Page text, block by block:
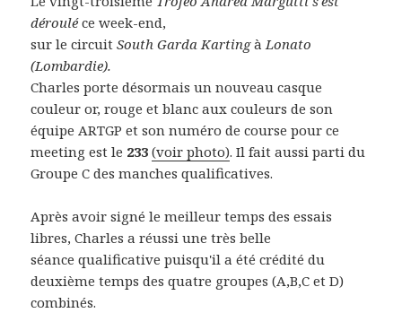
dérouléce week-end,
sur le circuitSouth Garda KartingàLonato
(Lombardie).
Charles porte désormais un nouveau casque
couleur or, rouge et blanc aux couleurs de son
équipe ARTGP et son numéro de course pour ce
meeting est le 233(voir photo). Il fait aussi parti du
Groupe C des manches qualificatives.
Après avoir signé le meilleur temps des essais
libres, Charles a réussi une très belle
séance qualificative puisqu'il a été crédité du
deuxième temps des quatre groupes (A,B,C et D)
combinés.